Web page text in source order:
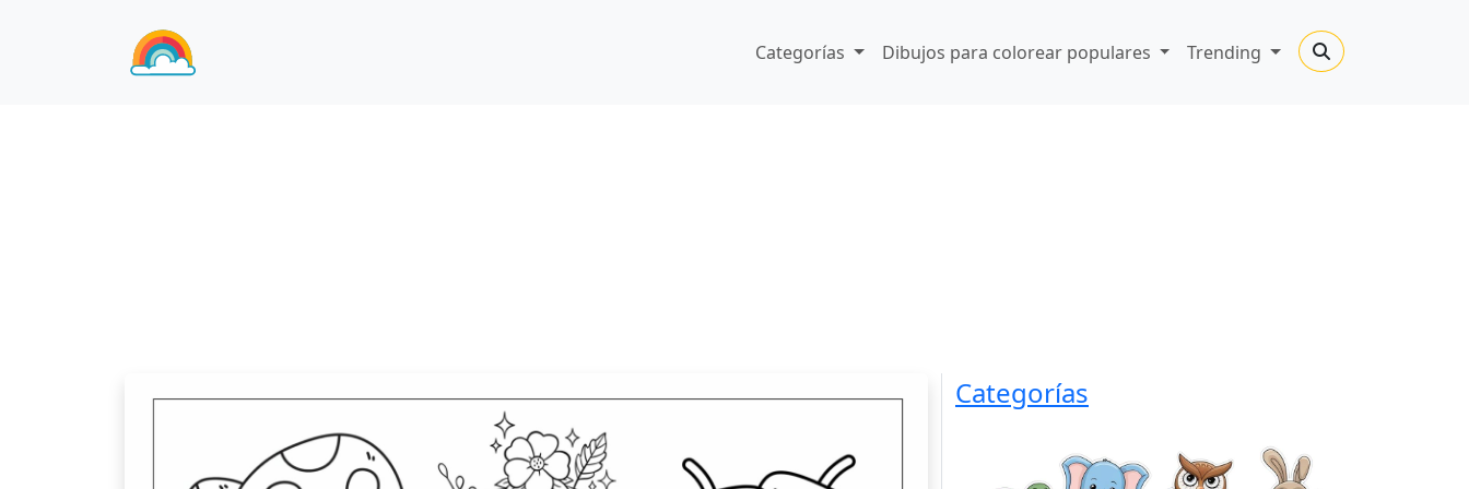
Categorías Dibujos para colorear populares Trending
Categorías